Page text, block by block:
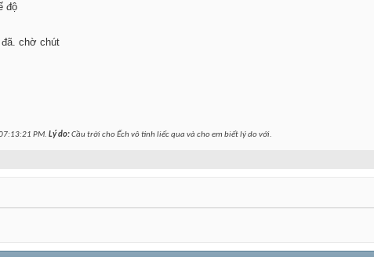
độ
chờ chút
PM. Lý do:Cầu trời cho Ếch vô tình liếc qua và cho em biết lý do với.